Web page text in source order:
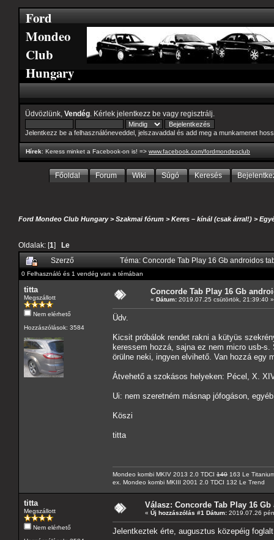
Ford
Mondeo
Club
Hungary
Üdvözlünk, Vendég . Kérlek jelentkezz be vagy regisztrálj
Jelentkezz be a felhasználóneveddel, jelszavaddal és add meg a munkamenet
Hírek: Keress minket a Facebook-on is! => www.facebook.com/fordmondeoclub
Főoldal Forum Wiki Súgó Keresés
Ford Mondeo Club Hungary>Szakmai fórum >Keres – kínál (csak árral!) >
Oldalak: [1] Le
Szerző
Téma: Concorde Tab Play 16 Gb androidos
0 Felhasználó és 1 vendég van a témában
titta
Megszállott
Nem elérhető
Hozzászólások: 3584
Concorde Tab Play 16 Gb
« Dátum: 2019.07.25 csütörtök, 21:39:40 »
Üdv.
Kicsit próbálok rendet rakni a kütyüs
keressem hozzá, sajna ez nem micro usb-
örülne neki, ingyen elvihető. Van hozzá egy
Átvehető a szokásos helyeken: Pécel, X.
Ui: nem szeretném másnap jófogáson,
Köszi
titta
Mondeo kombi MKIV 2013 2.0 TDCI 140 163 Le
ex. Mondeo kombi MKIII 2001 2.0 TDCI 132 Le Trend
titta
Megszállott
Nem elérhető
Válasz: Concorde Tab Play 16
« Új hozzászólás #1 Dátum: 2019.07.26
Jelentkeztek érte, augusztus közepéig